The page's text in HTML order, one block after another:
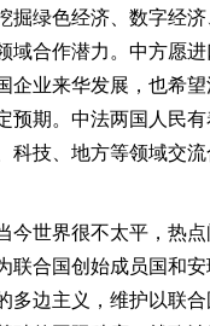
掘绿色经济、数字经
域合作潜力。中方愿
企业来华发展，也希
预期。中法两国人民有
科技、地方等领域交
世界很不太平，热点
联合国创始成员国和
多边主义，维护以联